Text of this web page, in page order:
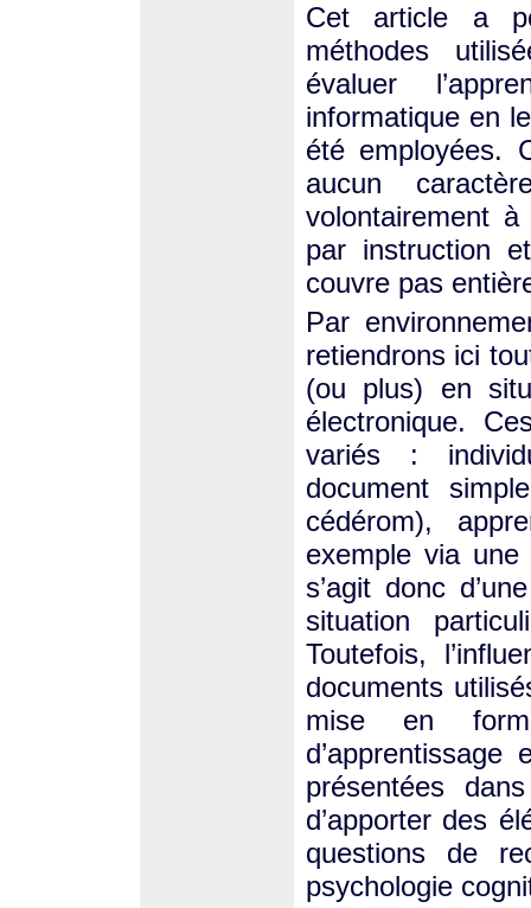
Cet article a
méthodes
évaluer
informatique en
été employées.
aucun
volontairement à
par instruction
couvre pas
Par
retiendrons ici
(ou plus) en
électronique.
variés :
document
cédérom),
exemple via une
s’agit donc
situation
Toutefois,
documents
mise en
présentées
d’apporter des
questions de
psychologie